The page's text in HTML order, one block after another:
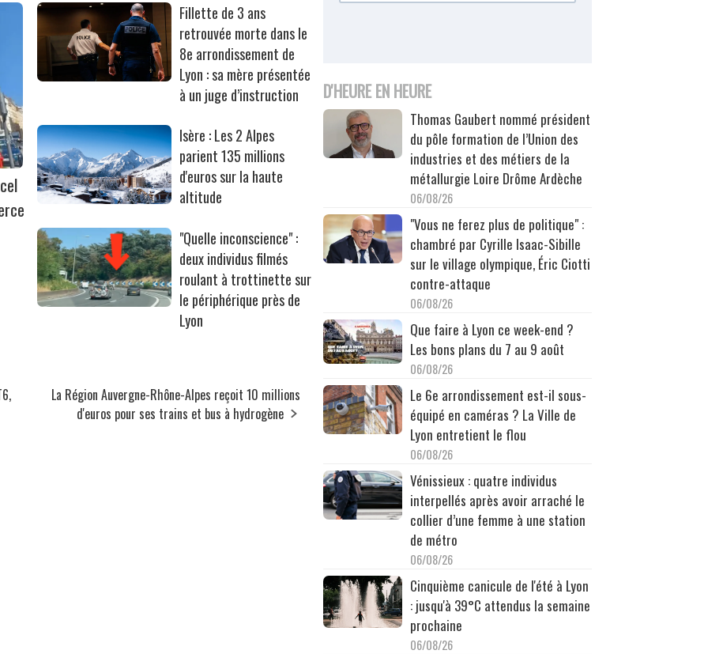
Fillette de 3 ans
retrouvée morte dans le
8e arrondissement de
Lyon : sa mère présentée
à un juge d’instruction
Isère : Les 2 Alpes
parient 135 millions
d'euros sur la haute
altitude
"Quelle inconscience" :
deux individus filmés
roulant à trottinette sur
le périphérique près de
Lyon
La Région Auvergne-Rhône-Alpes reçoit 10 millions
d'euros pour ses trains et bus à hydrogène
D'HEURE EN HEURE
Thomas Gaubert nommé président
du pôle formation de l’Union des
industries et des métiers de la
métallurgie Loire Drôme Ardèche
06/08/26
"Vous ne ferez plus de politique" :
chambré par Cyrille Isaac-Sibille
sur le village olympique, Éric Ciotti
contre-attaque
06/08/26
Que faire à Lyon ce week-end ?
Les bons plans du 7 au 9 août
06/08/26
Le 6e arrondissement est-il sous-
équipé en caméras ? La Ville de
Lyon entretient le flou
06/08/26
Vénissieux : quatre individus
interpellés après avoir arraché le
collier d’une femme à une station
de métro
06/08/26
Cinquième canicule de l'été à Lyon
: jusqu'à 39°C attendus la semaine
prochaine
06/08/26